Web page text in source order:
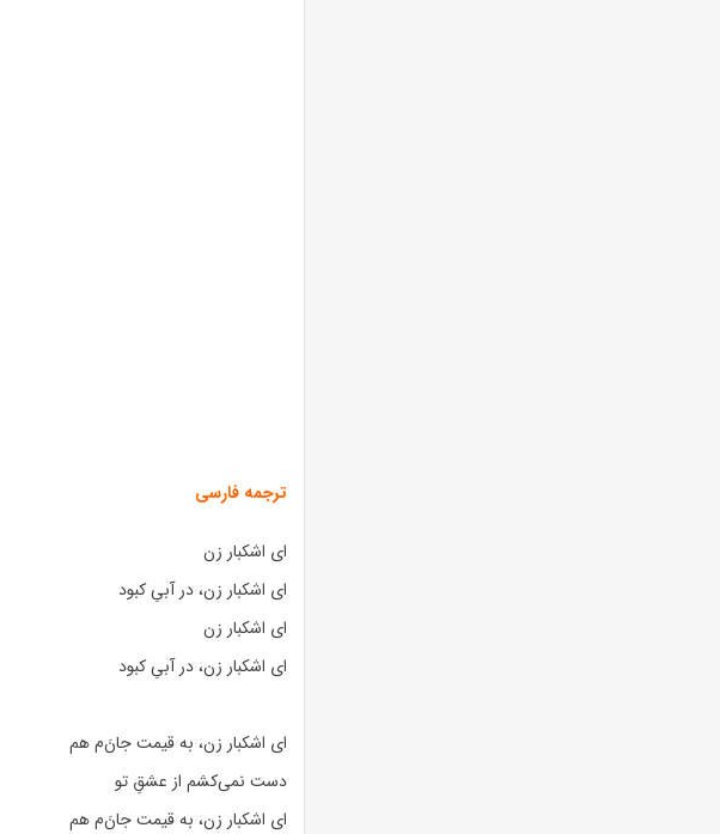
ترجمه فارسی
ای اشکبار زن
ای اشکبار زن، در آبیِ کبود
ای اشکبار زن
ای اشکبار زن، در آبیِ کبود
ای اشکبار زن، به قیمت جانَ‌‌م هم
دست نمی‌کشم از عشقِ تو
ای اشکبار زن، به قیمت جانَ‌‌م هم